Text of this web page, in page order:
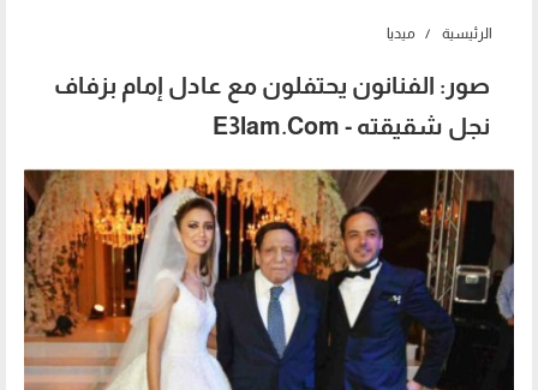
الرئيسية ميديا
صور: الفنانون يحتفلون مع عادل إمام بزفاف
نجل شقيقته - E3lam.Com